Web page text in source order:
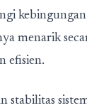
menarik
efisien.
stabilitas